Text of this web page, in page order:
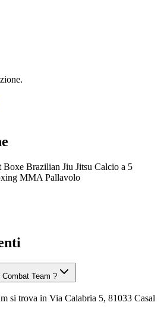
Boxe Brazilian Jiu Jitsu Calcio a 5
MMA Pallavolo
Team ?
si trova in Via Calabria 5, 81033 Casal